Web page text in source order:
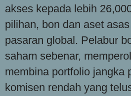
akses kepada lebih
pilihan, bon dan aset
pasaran global. Pelabur
saham sebenar,
membina portfolio jangka
komisen rendah yang